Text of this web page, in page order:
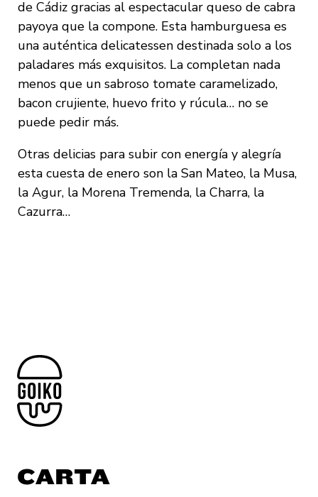
de Cádiz gracias al espectacular queso de cabra
payoya que la compone. Esta hamburguesa es
una auténtica delicatessen destinada solo a los
paladares más exquisitos. La completan nada
menos que un sabroso tomate caramelizado,
bacon crujiente, huevo frito y rúcula… no se
puede pedir más.
Otras delicias para subir con energía y alegría
esta cuesta de enero son la San Mateo, la Musa,
la Agur, la Morena Tremenda, la Charra, la
Cazurra…
CARTA